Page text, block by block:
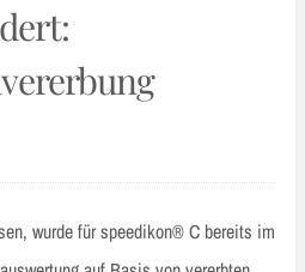
wurde für speedikon® C bereits im